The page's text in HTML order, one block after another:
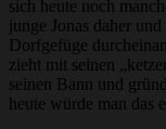
sich heute noch
junge Jonas daher
Dorfgefüge
zieht mit seinen
seinen Bann und
heute würde man das